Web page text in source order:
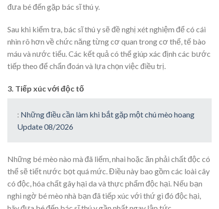
đưa bé đến gặp bác sĩ thú y.
Sau khi kiểm tra, bác sĩ thú y sẽ đề nghị xét nghiệm để có cái
nhìn rõ hơn về chức năng từng cơ quan trong cơ thể, tế bào
máu và nước tiểu. Các kết quả có thể giúp xác định các bước
tiếp theo để chẩn đoán và lựa chọn việc điều trị.
3. Tiếp xúc với độc tố
: Những điều cần làm khi bắt gặp một chú mèo hoang
Update 08/2026
Những bé mèo nào mà đã liếm, nhai hoặc ăn phải chất độc có
thể sẽ tiết nước bọt quá mức. Điều này bao gồm các loài cây
có độc, hóa chất gây hại da và thực phẩm độc hại. Nếu bạn
nghi ngờ bé mèo nhà bạn đã tiếp xúc với thứ gì đó độc hại,